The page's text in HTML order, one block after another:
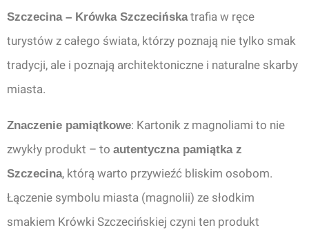
Szczecina – Krówka Szczecińskatrafia w ręce
turystów z całego świata, którzy poznają nie tylko smak
tradycji, ale i poznają architektoniczne i naturalne skarby
miasta.
Znaczenie pamiątkowe: Kartonik z magnoliami to nie
zwykły produkt – to autentyczna pamiątka z
Szczecina, którą warto przywieźć bliskim osobom.
Łączenie symbolu miasta (magnolii) ze słodkim
smakiem Krówki Szczecińskiej czyni ten produkt